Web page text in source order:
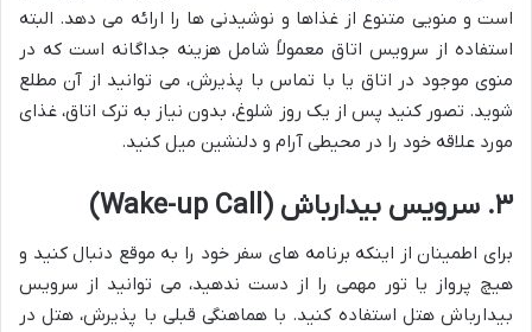
است و منویی متنوع از غذاها و نوشیدنی ها را ارائه می دهد. البته
استفاده از سرویس اتاق معمولاً شامل هزینه جداگانه است که در
منوی موجود در اتاق یا با تماس با پذیرش، می توانید از آن مطلع
شوید. تصور کنید پس از یک روز شلوغ، بدون نیاز به ترک اتاق، غذای
مورد علاقه خود را در محیطی آرام و دلنشین میل کنید.
۳. سرویس بیدارباش (Wake-up Call)
برای اطمینان از اینکه برنامه های سفر خود را به موقع دنبال کنید و
هیچ پرواز یا تور مهمی را از دست ندهید، می توانید از سرویس
بیدارباش هتل استفاده کنید. با هماهنگی قبلی با پذیرش، هتل در